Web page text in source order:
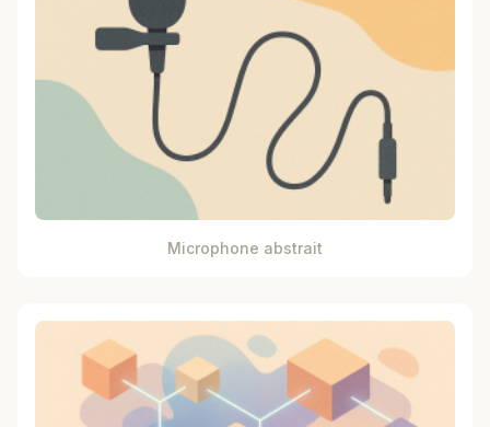
Microphone abstrait